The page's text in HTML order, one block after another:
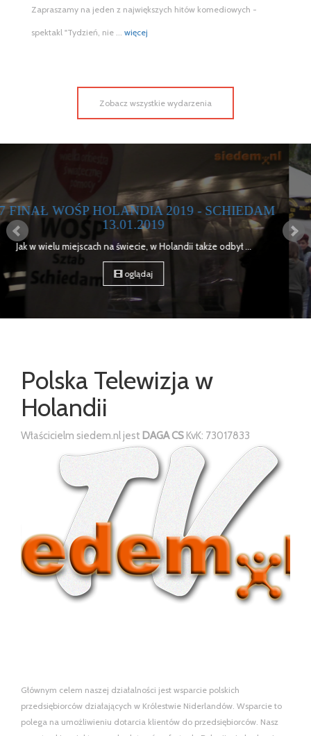
Zapraszamy na jeden z największych hitów komediowych -
spektakl "Tydzień, nie ... więcej
Zobacz wszystkie wydarzenia
MOTOSERCE BRUKSELA 2018 - RELACJA
15 kwietnia 2018 roku w Brukseli Odbyła się kolejna edycja ...
oglądaj
Polska Telewizja w
Holandii
Właścicielm siedem.nl jest DAGA CSKvK: 73017833
Głównym celem naszej działalności jest wsparcie polskich
przedsiębiorców działających w Królestwie Niderlandów. Wsparcie to
polega na umożliwieniu dotarcia klientów do przedsiębiorców. Nasz